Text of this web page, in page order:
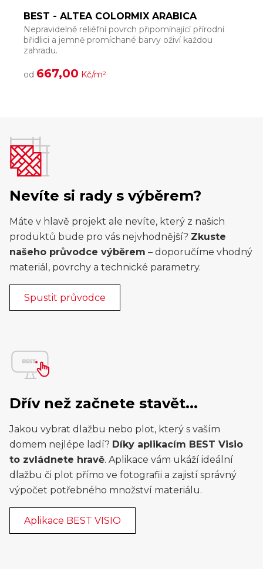
BEST - ALTEA COLORMIX ARABICA
Nepravidelně reliéfní povrch připomínající přírodní
břidlici a jemně promíchané barvy oživí každou
zahradu.
od 667,00 Kč/m²
Nevíte si rady s výběrem?
Máte v hlavě projekt ale nevíte, který z našich
produktů bude pro vás nejvhodnější? Zkuste
našeho průvodce výběrem – doporučíme vhodný
materiál, povrchy a technické parametry.
Spustit průvodce
Dřív než začnete stavět...
Jakou vybrat dlažbu nebo plot, který s vaším
domem nejlépe ladí? Díky aplikacím BEST Visio
to zvládnete hravě. Aplikace vám ukáží ideální
dlažbu či plot přímo ve fotografii a zajistí správný
výpočet potřebného množství materiálu.
Aplikace BEST VISIO